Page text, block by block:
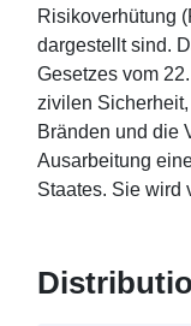
Risikoverhütung
dargestellt sind.
Gesetzes vom
zivilen
Bränden und die
Ausarbeitung
Staates. Sie wird